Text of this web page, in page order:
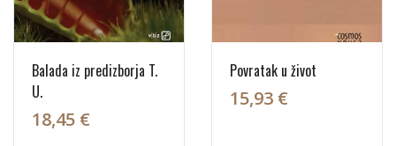
Balada iz predizborja T.
U.
18,45 €
Povratak u život
15,93 €